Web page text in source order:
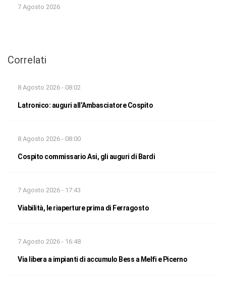
7 Agosto 2026
Correlati
8 Agosto 2026 - 08:02
Latronico: auguri all’Ambasciatore Cospito
8 Agosto 2026 - 08:00
Cospito commissario Asi, gli auguri di Bardi
7 Agosto 2026 - 17:43
Viabilità, le riaperture prima di Ferragosto
7 Agosto 2026 - 16:48
Via libera a impianti di accumulo Bess a Melfi e Picerno